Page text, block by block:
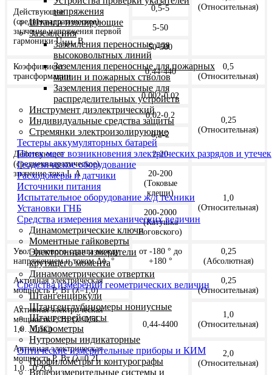
напряжения
Штанги изолирующие
Заземления
Заземления переносные для
высоковольтных линий
Заземления переносные для пожарных
машин и пожарных стволов
Заземления переносные для
распределительных устройств
Инструмент диэлектрический
Индивидуальные средства защиты
Стремянки электроизолирующие
Тестеры аккумуляторных батарей
Поиск мест возникновения электрических разрядов и утечек
Геодезическое оборудование
Расходомеры и датчики
Источники питания
Испытательное оборудование ж/д техники
Установки ГНБ
Средства измерения механических величин
Динамометрические ключи
Моментные гайковерты
Электронные измерители
крутящего момента
Динамометрические отвертки
Средства измерений геометрических величин
Штангенциркули
Штангенглубиномеры нониусные
Штангенрейсмасы
Микрометры
Нутромеры индикаторные
Оптические измерительные приборы и КИМ
Профилометры и контурографы
Видеоизмерительные системы и
(Относительная)
Действующее
(среднеквадратическое)
значение напряжения первой
гармоники UНН, В
0,5-5
5-50
50-500
Коэффициент
трансформации
0,44-440
0,5
(Относительная)
Действующее
(среднеквадратическое)
значение тока I, А
0,002-0,02
0,25
(Относительная)
0,02-0,2
0,2-2
2-20
20-200
(Токовые
клещи)
1,0
(Относительная)
200-2000
(Катушка
Роговского)
Угол фазового сдвига между
напряжением и током Δϕ, °
от -180 ° до
+180 °
0,25
(Aбсолютная)
Активная электрическая
мощность P, Вт (λ=1,0)
0,44-4400
0,25
(Oтносительная)
Активная электрическая
мощность P, Вт (λ=0,5L…
1,0…0,5C)
1,0
(Oтносительная)
Активная электрическая
мощность P, Вт (λ=0,2L…
1,0…0,2C)
2,0
(Oтносительная)